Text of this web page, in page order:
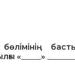
« _____»